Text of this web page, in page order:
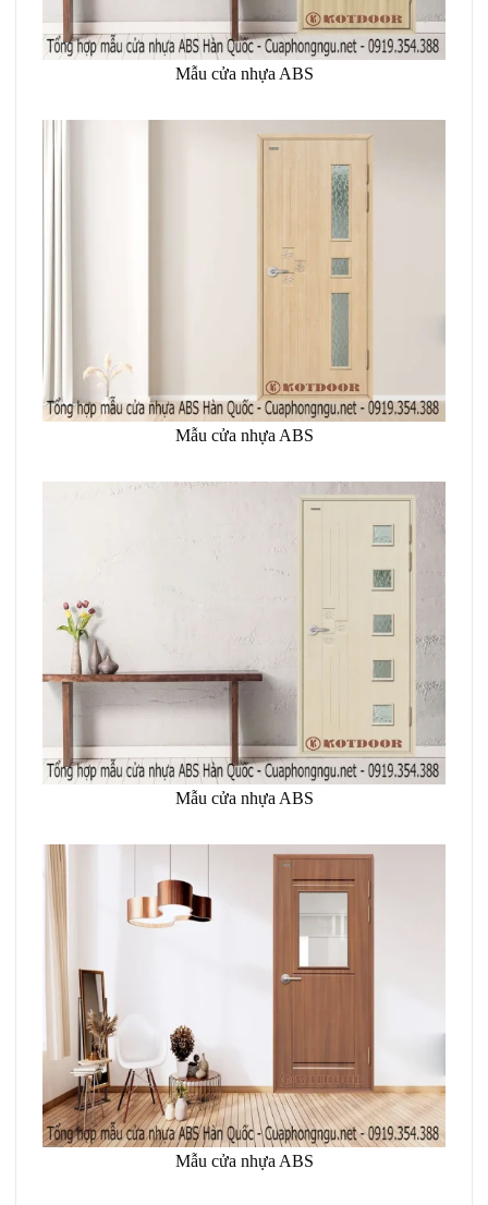
Mẫu cửa nhựa ABS
Mẫu cửa nhựa ABS
Mẫu cửa nhựa ABS
Mẫu cửa nhựa ABS